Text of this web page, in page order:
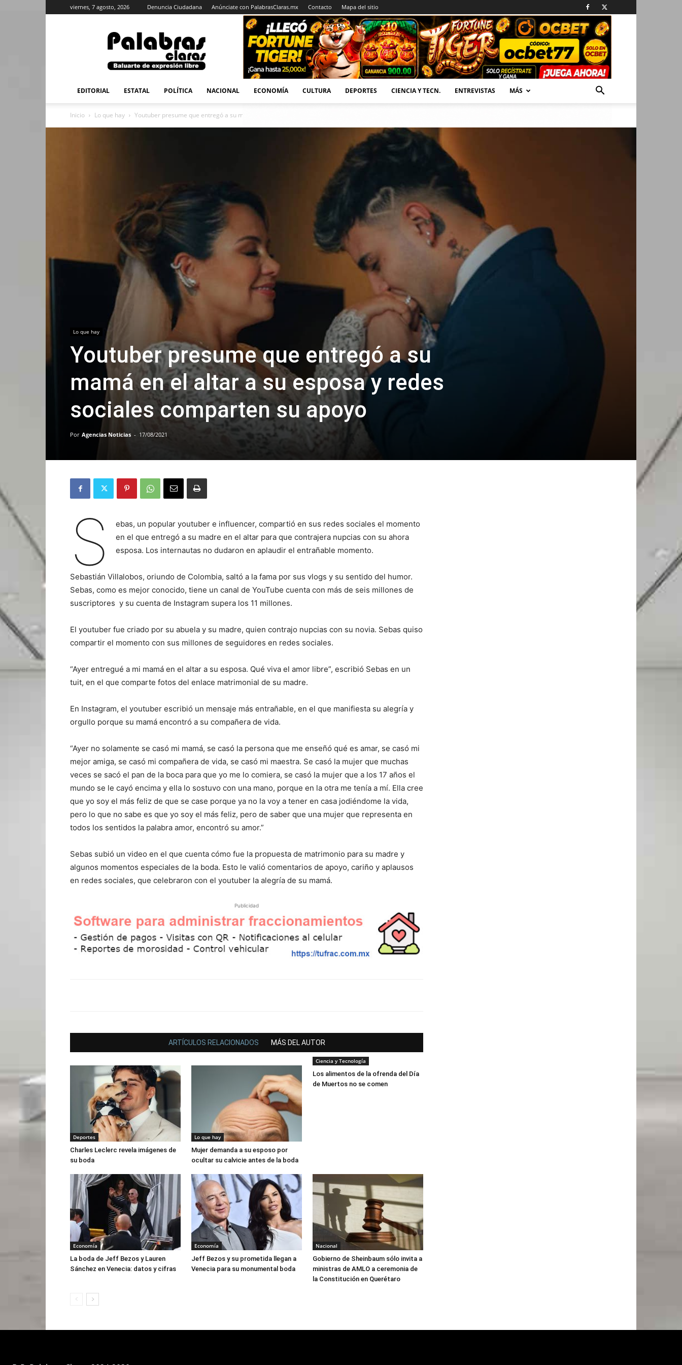
viernes, 7 agosto, 2026 Denuncia Ciudadana Anúnciate con PalabrasClaras.mx Contacto Mapa del sitio
PalabrasClaras.mx
EDITORIAL ESTATAL POLÍTICA NACIONAL ECONOMÍA CULTURA DEPORTES CIENCIA Y TECN. ENTREVISTAS MÁS
Inicio Lo que hay Youtuber presume que entregó a su mamá en el altar a su...
Lo que hay
Youtuber presume que entregó a su
mamá en el altar a su esposa y redes
sociales comparten su apoyo
Por Agencias Noticias - 17/08/2021
S
ebas, un popular youtuber e influencer, compartió en sus redes sociales el momento
en el que entregó a su madre en el altar para que contrajera nupcias con su ahora
esposa. Los internautas no dudaron en aplaudir el entrañable momento.
Sebastián Villalobos, oriundo de Colombia, saltó a la fama por sus vlogs y su sentido del humor.
Sebas, como es mejor conocido, tiene un canal de YouTube cuenta con más de seis millones de
suscriptores y su cuenta de Instagram supera los 11 millones.
El youtuber fue criado por su abuela y su madre, quien contrajo nupcias con su novia. Sebas quiso
compartir el momento con sus millones de seguidores en redes sociales.
“Ayer entregué a mi mamá en el altar a su esposa. Qué viva el amor libre”, escribió Sebas en un
tuit, en el que comparte fotos del enlace matrimonial de su madre.
En Instagram, el youtuber escribió un mensaje más entrañable, en el que manifiesta su alegría y
orgullo porque su mamá encontró a su compañera de vida.
“Ayer no solamente se casó mi mamá, se casó la persona que me enseñó qué es amar, se casó mi
mejor amiga, se casó mi compañera de vida, se casó mi maestra. Se casó la mujer que muchas
veces se sacó el pan de la boca para que yo me lo comiera, se casó la mujer que a los 17 años el
mundo se le cayó encima y ella lo sostuvo con una mano, porque en la otra me tenía a mí. Ella cree
que yo soy el más feliz de que se case porque ya no la voy a tener en casa jodiéndome la vida,
pero lo que no sabe es que yo soy el más feliz, pero de saber que una mujer que representa en
todos los sentidos la palabra amor, encontró su amor.”
Sebas subió un video en el que cuenta cómo fue la propuesta de matrimonio para su madre y
algunos momentos especiales de la boda. Esto le valió comentarios de apoyo, cariño y aplausos
en redes sociales, que celebraron con el youtuber la alegría de su mamá.
Publicidad
ARTÍCULOS RELACIONADOS MÁS DEL AUTOR
Deportes
Charles Leclerc revela imágenes de
su boda
Lo que hay
Mujer demanda a su esposo por
ocultar su calvicie antes de la boda
Ciencia y Tecnología
Los alimentos de la ofrenda del Día
de Muertos no se comen
Economía
La boda de Jeff Bezos y Lauren
Sánchez en Venecia: datos y cifras
Economía
Jeff Bezos y su prometida llegan a
Venecia para su monumental boda
Nacional
Gobierno de Sheinbaum sólo invita a
ministras de AMLO a ceremonia de
la Constitución en Querétaro